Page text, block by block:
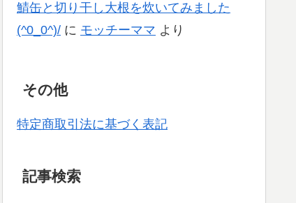
鯖缶と切り干し大根を炊いてみました
(^0_0^)/ に モッチーママ より
その他
特定商取引法に基づく表記
記事検索